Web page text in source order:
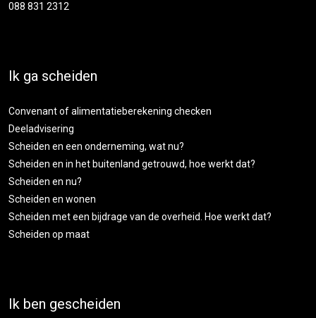
088 831 2312
Ik ga scheiden
Convenant of alimentatieberekening checken
Deeladvisering
Scheiden en een onderneming, wat nu?
Scheiden en in het buitenland getrouwd, hoe werkt dat?
Scheiden en nu?
Scheiden en wonen
Scheiden met een bijdrage van de overheid. Hoe werkt dat?
Scheiden op maat
Ik ben gescheiden